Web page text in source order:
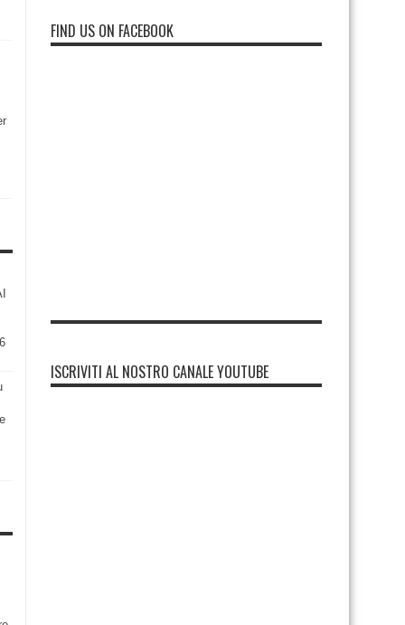
FIND US ON FACEBOOK
ISCRIVITI AL NOSTRO CANALE YOUTUBE